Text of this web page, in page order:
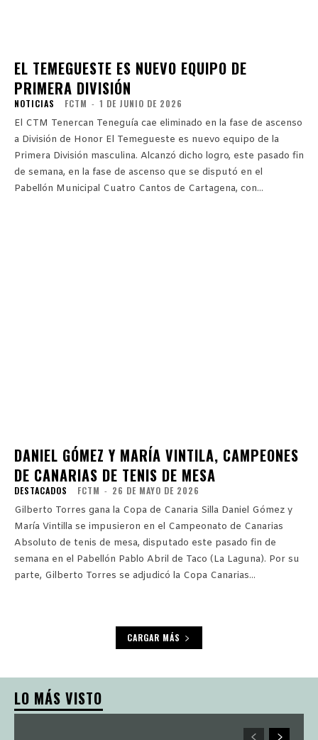
EL TEMEGUESTE ES NUEVO EQUIPO DE
PRIMERA DIVISIÓN
NOTICIAS FCTM - 1 DE JUNIO DE 2026
El CTM Tenercan Teneguía cae eliminado en la fase de ascenso
a División de Honor El Temegueste es nuevo equipo de la
Primera División masculina. Alcanzó dicho logro, este pasado fin
de semana, en la fase de ascenso que se disputó en el
Pabellón Municipal Cuatro Cantos de Cartagena, con...
DANIEL GÓMEZ Y MARÍA VINTILA, CAMPEONES
DE CANARIAS DE TENIS DE MESA
DESTACADOS FCTM - 26 DE MAYO DE 2026
Gilberto Torres gana la Copa de Canaria Silla Daniel Gómez y
María Vintilla se impusieron en el Campeonato de Canarias
Absoluto de tenis de mesa, disputado este pasado fin de
semana en el Pabellón Pablo Abril de Taco (La Laguna). Por su
parte, Gilberto Torres se adjudicó la Copa Canarias...
CARGAR MÁS
LO MÁS VISTO